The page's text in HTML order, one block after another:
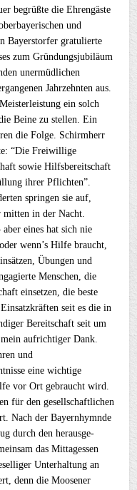
begrüßte die Ehrengäste
und
Bayerstorfer gratulierte
zum Gründungsjubiläum
unermüdlichen
Jahrzehnten aus.
ein solch
Beine zu stellen. Ein
die Folge. Schirmherr
“Die Freiwillige
sowie Hilfsbereitschaft
ihrer Pflichten”.
springen sie auf,
mitten in der Nacht.
eines hat sich nie
wenn’s Hilfe braucht,
Übungen und
Menschen, die
einsetzen, die beste
seit es die in
Bereitschaft seit um
aufrichtiger Dank.
und
eine wichtige
vor Ort gebraucht wird.
für den gesellschaftlichen
Nach der Bayernhymnde
durch den herausge-
das Mittagessen
Unterhaltung an
denn die Moosener